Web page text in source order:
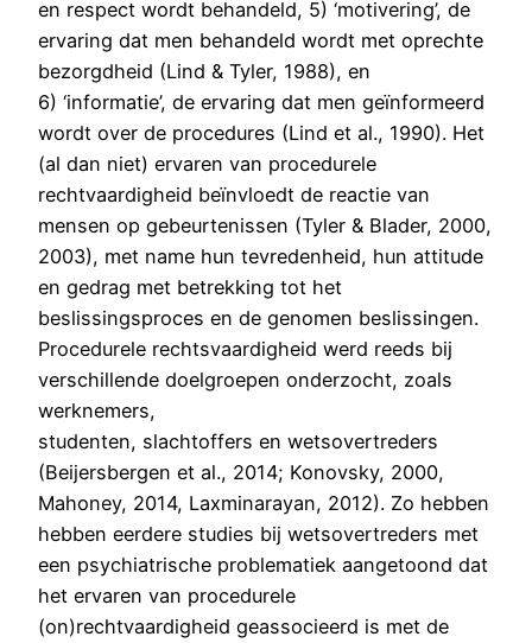
en respect wordt behandeld, 5) ‘motivering’, de
ervaring dat men behandeld wordt met oprechte
bezorgdheid (Lind & Tyler, 1988), en
6) ‘informatie’, de ervaring dat men geïnformeerd
wordt over de procedures (Lind et al., 1990). Het
(al dan niet) ervaren van procedurele
rechtvaardigheid beïnvloedt de reactie van
mensen op gebeurtenissen (Tyler & Blader, 2000,
2003), met name hun tevredenheid, hun attitude
en gedrag met betrekking tot het
beslissingsproces en de genomen beslissingen.
Procedurele rechtsvaardigheid werd reeds bij
verschillende doelgroepen onderzocht, zoals
werknemers,
studenten, slachtoffers en wetsovertreders
(Beijersbergen et al., 2014; Konovsky, 2000,
Mahoney, 2014, Laxminarayan, 2012). Zo hebben
hebben eerdere studies bij wetsovertreders met
een psychiatrische problematiek aangetoond dat
het ervaren van procedurele
(on)rechtvaardigheid geassocieerd is met de